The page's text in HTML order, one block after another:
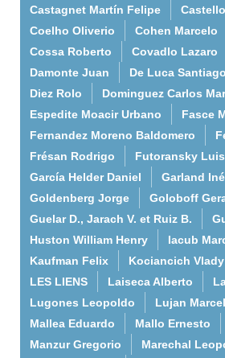
Castagnet Martín Felipe
Coelho Oliverio
Cohen Marcelo
Cossa Roberto
Covadlo Lazaro
Damonte Juan
De Luca Santiago
Diez Rolo
Dominguez Carlos
Espedite Moacir Urbano
Fasce
Fernandez Moreno Baldomero
Frésan Rodrigo
Futoransky
García Helder Daniel
Garland
Goldenberg Jorge
Goloboff
Guelar D., Jarach V. et Ruiz B.
Huston William Henry
Iacub
Kaufman Felix
Kociancich Vlady
LES LIENS
Laiseca Alberto
Lugones Leopoldo
Lujan
Mallea Eduardo
Mallo Ernesto
Manzur Gregorio
Marechal